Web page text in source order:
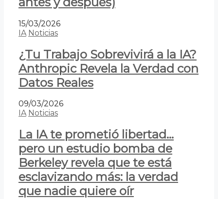
15/03/2026
IA Noticias
¿Tu Trabajo Sobrevivirá a la IA?
Anthropic Revela la Verdad con
Datos Reales
09/03/2026
IA Noticias
La IA te prometió libertad…
pero un estudio bomba de
Berkeley revela que te está
esclavizando más: la verdad
que nadie quiere oír